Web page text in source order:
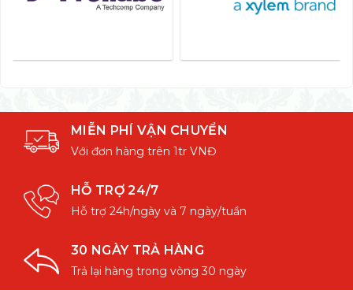
MIỄN PHÍ VẬN CHUYỂN
Với đơn hàng trên 1tr VNĐ
HỖ TRỢ 24/7
Hỗ trợ 24h/ngày và 7 ngày/tuần
30 NGÀY TRẢ HÀNG
Trả lại hàng trong vòng 30 ngày